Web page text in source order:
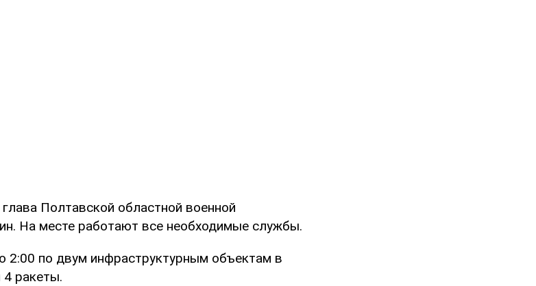
Полтавской областной военной
На месте работают все необходимые службы.
2:00 по двум инфраструктурным объектам в
ракеты.